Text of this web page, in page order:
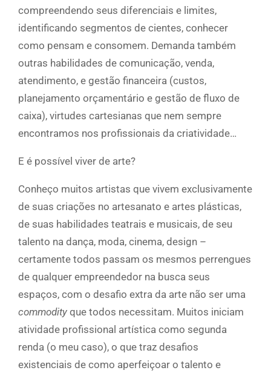
compreendendo seus diferenciais e limites,
identificando segmentos de cientes, conhecer
como pensam e consomem. Demanda também
outras habilidades de comunicação, venda,
atendimento, e gestão financeira (custos,
planejamento orçamentário e gestão de fluxo de
caixa), virtudes cartesianas que nem sempre
encontramos nos profissionais da criatividade…
E é possível viver de arte?
Conheço muitos artistas que vivem exclusivamente
de suas criações no artesanato e artes plásticas,
de suas habilidades teatrais e musicais, de seu
talento na dança, moda, cinema, design –
certamente todos passam os mesmos perrengues
de qualquer empreendedor na busca seus
espaços, com o desafio extra da arte não ser uma
commodity que todos necessitam. Muitos iniciam
atividade profissional artística como segunda
renda (o meu caso), o que traz desafios
existenciais de como aperfeiçoar o talento e